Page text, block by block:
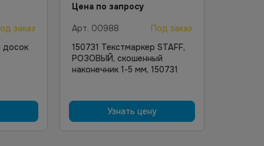
заказ
досок
Цена по запросу
Арт. 00988
Под заказ
150731 Текстмаркер STAFF,
РОЗОВЫЙ, скошенный
наконечник 1-5 мм, 150731
Узнать цену